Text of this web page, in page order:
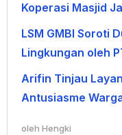
Koperasi Masjid
LSM GMBI Soroti
Lingkungan oleh
Arifin Tinjau
Antusiasme
oleh Hengki